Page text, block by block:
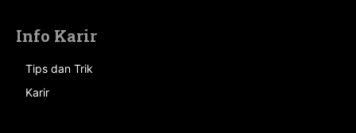
Info Karir
Tips dan Trik
Karir